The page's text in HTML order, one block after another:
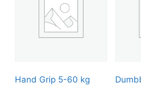
Hand Grip 5-60 kg